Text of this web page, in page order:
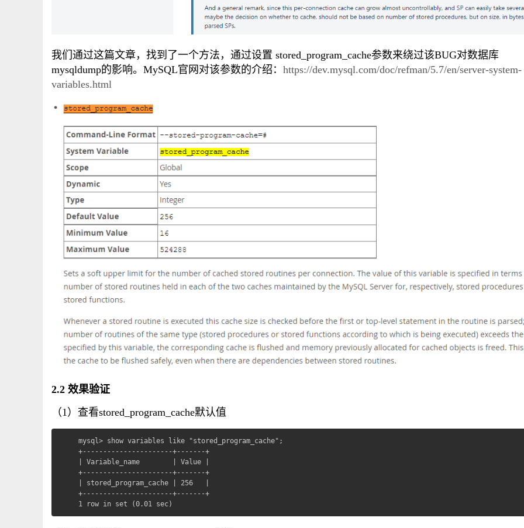
我们通过这篇文章，找到了一个方法，通过设置 stored_program_cache参数来绕过该BUG对数据库
mysqldump的影响。MySQL官网对该参数的介绍： https://dev.mysql.com/doc/refman/5.7/en/server-system-
variables.html
2.2 效果验证
（1）查看stored_program_cache默认值
mysql> show variables like "stored_program_cache";
+----------------------+-------+
| Variable_name        | Value |
+----------------------+-------+
| stored_program_cache | 256   |
+----------------------+-------+
1 row in set (0.01 sec)